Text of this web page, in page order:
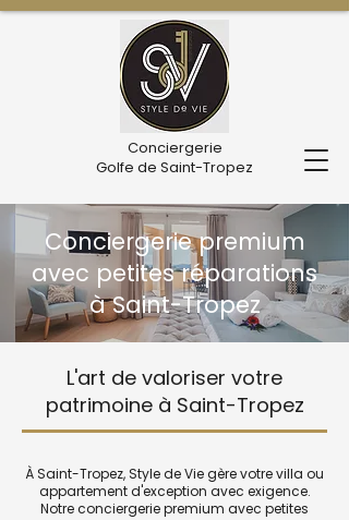
Conciergerie
Golfe de Saint-Tropez
Conciergerie premium
avec petites réparations
à Saint-Tropez
L'art de valoriser votre
patrimoine à Saint-Tropez
À Saint-Tropez, Style de Vie gère votre villa ou
appartement d'exception avec exigence.
Notre conciergerie premium avec petites